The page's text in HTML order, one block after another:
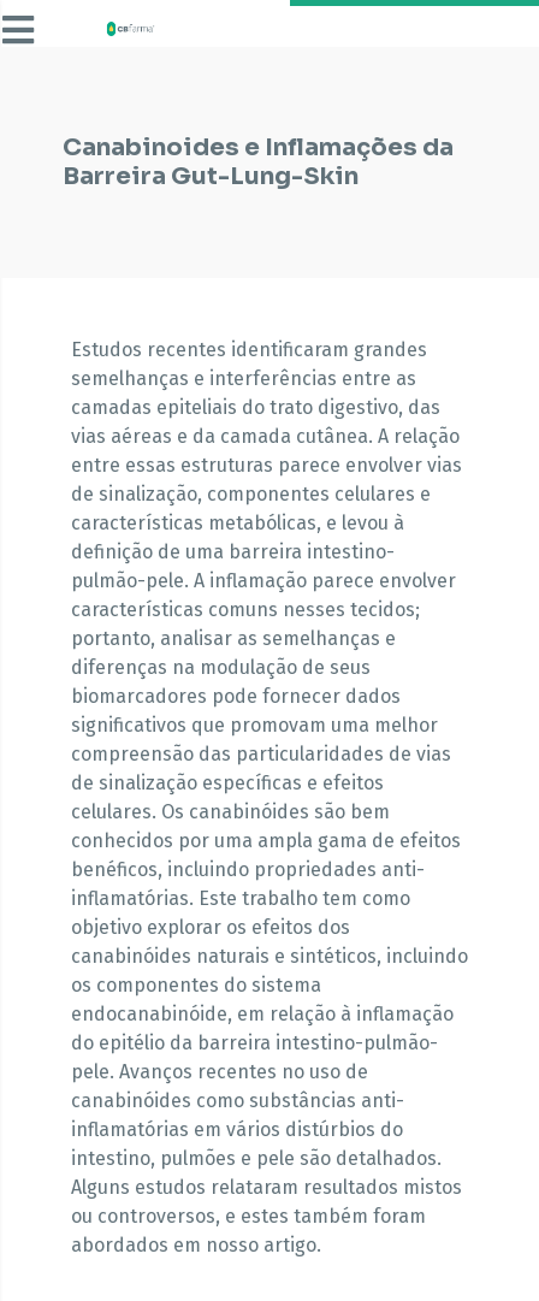
Canabinoides e Inflamações da
Barreira Gut-Lung-Skin
Estudos recentes identificaram grandes
semelhanças e interferências entre as
camadas epiteliais do trato digestivo, das
vias aéreas e da camada cutânea. A relação
entre essas estruturas parece envolver vias
de sinalização, componentes celulares e
características metabólicas, e levou à
definição de uma barreira intestino-
pulmão-pele. A inflamação parece envolver
características comuns nesses tecidos;
portanto, analisar as semelhanças e
diferenças na modulação de seus
biomarcadores pode fornecer dados
significativos que promovam uma melhor
compreensão das particularidades de vias
de sinalização específicas e efeitos
celulares. Os canabinóides são bem
conhecidos por uma ampla gama de efeitos
benéficos, incluindo propriedades anti-
inflamatórias. Este trabalho tem como
objetivo explorar os efeitos dos
canabinóides naturais e sintéticos, incluindo
os componentes do sistema
endocanabinóide, em relação à inflamação
do epitélio da barreira intestino-pulmão-
pele. Avanços recentes no uso de
canabinóides como substâncias anti-
inflamatórias em vários distúrbios do
intestino, pulmões e pele são detalhados.
Alguns estudos relataram resultados mistos
ou controversos, e estes também foram
abordados em nosso artigo.